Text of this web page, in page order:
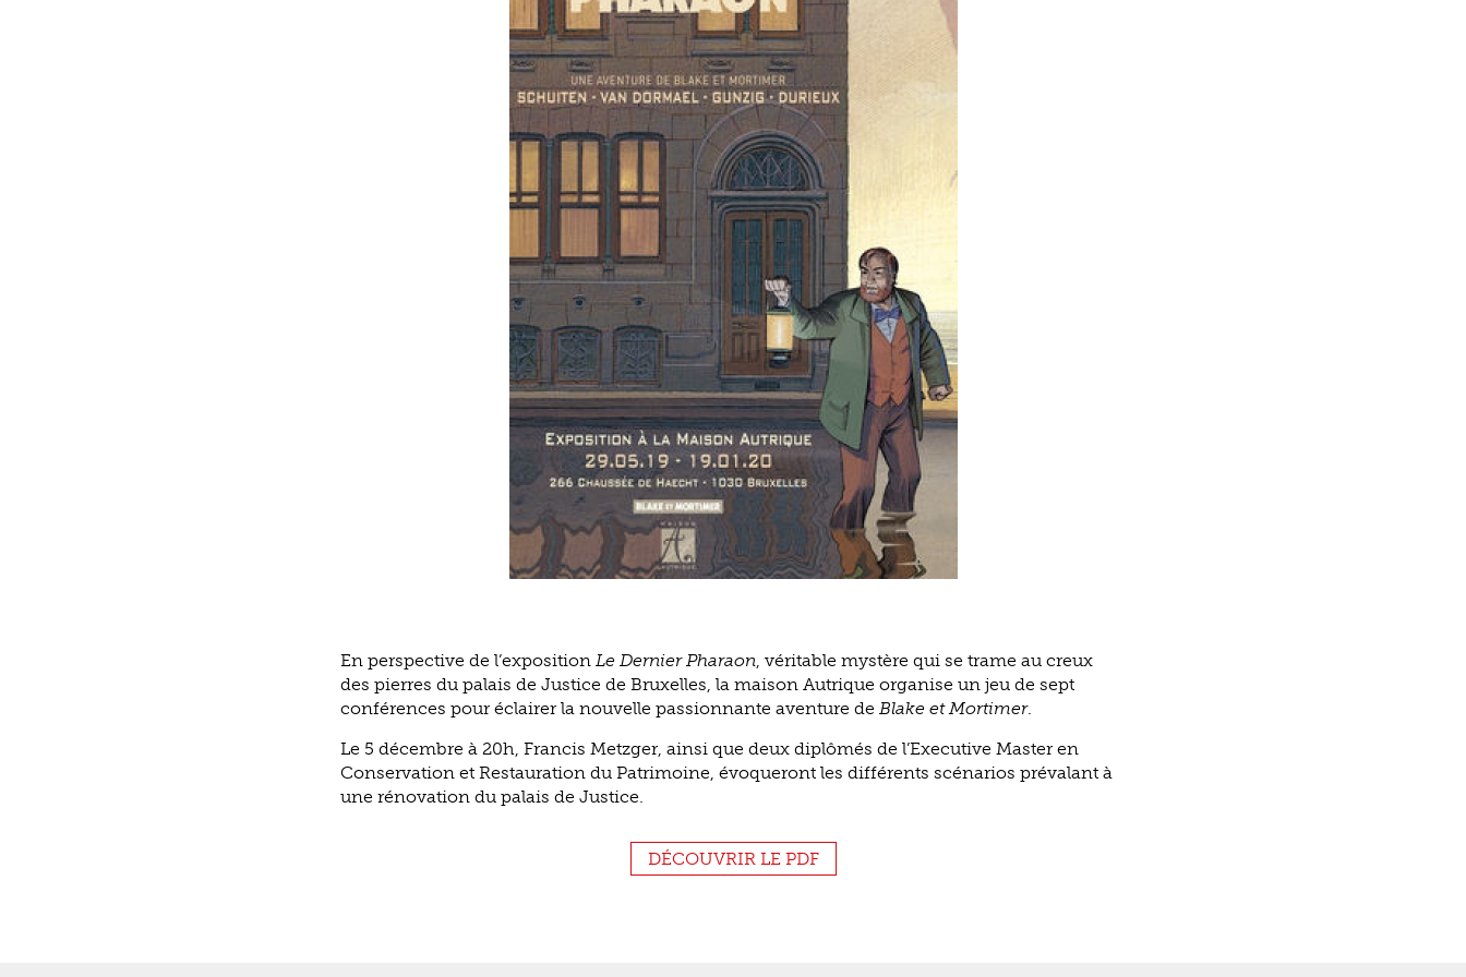
En perspective de l’exposition Le Dernier Pharaon, véritable mystère qui se trame au creux
des pierres du palais de Justice de Bruxelles, la maison Autrique organise un jeu de sept
conférences pour éclairer la nouvelle passionnante aventure de Blake et Mortimer.
Le 5 décembre à 20h, Francis Metzger, ainsi que deux diplômés de l’Executive Master en
Conservation et Restauration du Patrimoine, évoqueront les différents scénarios prévalant à
une rénovation du palais de Justice.
DÉCOUVRIR LE PDF